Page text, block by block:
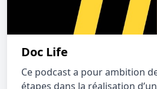
Doc Life
Ce podcast a pour ambition
étapes dans la réalisation